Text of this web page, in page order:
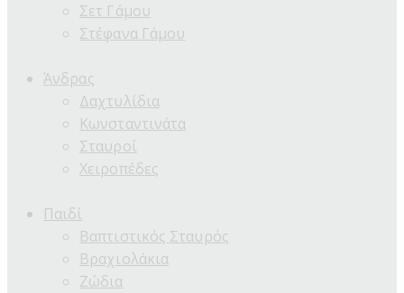
Σετ Γάμου
Στέφανα Γάμου
Άνδρας
Δαχτυλίδια
Κωνσταντινάτα
Σταυροί
Χειροπέδες
Παιδί
Βαπτιστικός Σταυρός
Βραχιολάκια
Ζώδια